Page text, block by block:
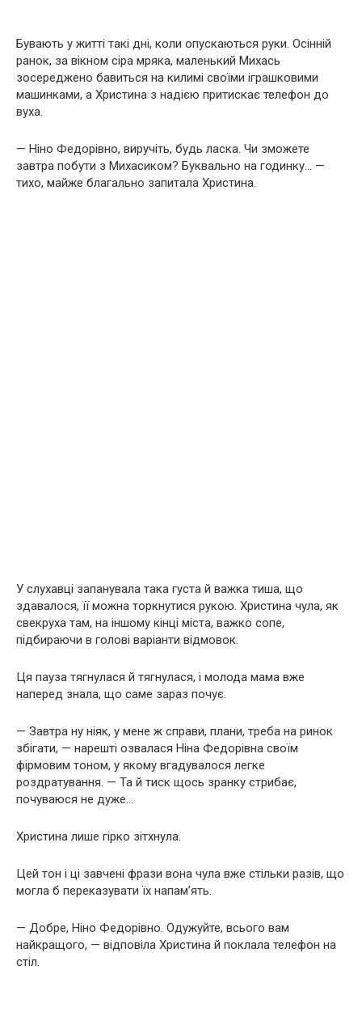
Бувають у житті такі дні, коли опускаються руки. Осінній
ранок, за вікном сіра мряка, маленький Михась
зосереджено бавиться на килимі своїми іграшковими
машинками, а Христина з надією притискає телефон до
вуха.
— Ніно Федорівно, виручіть, будь ласка. Чи зможете
завтра побути з Михасиком? Буквально на годинку… —
тихо, майже благально запитала Христина.
У слухавці запанувала така густа й важка тиша, що
здавалося, її можна торкнутися рукою. Христина чула, як
свекруха там, на іншому кінці міста, важко сопе,
підбираючи в голові варіанти відмовок.
Ця пауза тягнулася й тягнулася, і молода мама вже
наперед знала, що саме зараз почує.
— Завтра ну ніяк, у мене ж справи, плани, треба на ринок
збігати, — нарешті озвалася Ніна Федорівна своїм
фірмовим тоном, у якому вгадувалося легке
роздратування. — Та й тиск щось зранку стрибає,
почуваюся не дуже…
Христина лише гірко зітхнула.
Цей тон і ці завчені фрази вона чула вже стільки разів, що
могла б переказувати їх напам’ять.
— Добре, Ніно Федорівно. Одужуйте, всього вам
найкращого, — відповіла Христина й поклала телефон на
стіл.